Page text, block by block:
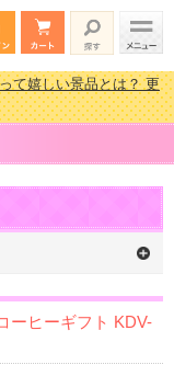
て嬉しい景品とは？ 更
円未満［2000円～
すめ金額別人気ランキ
ーヒーギフト KDV-